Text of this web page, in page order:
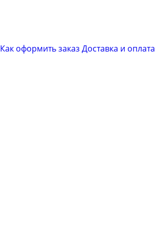
Как оформить заказ Доставка и оплата